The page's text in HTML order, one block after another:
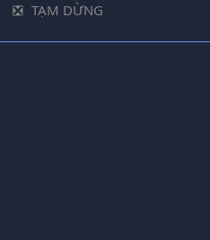
TẠM DỪNG